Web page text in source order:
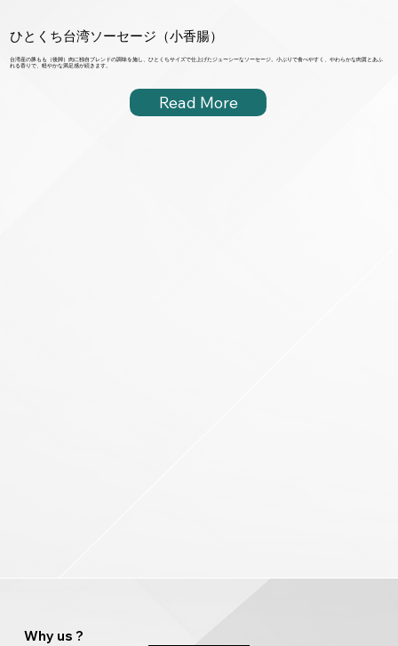
ひとくち台湾ソーセージ（小香腸）
台湾産の豚もも（後脚）肉に独自ブレンドの調味を施し、ひとくちサイズで仕上げたジューシーなソーセージ。小ぶりで食べやすく、やわらかな肉質とあふ
れる香りで、軽やかな満足感が続きます。
Read More
Why us ?